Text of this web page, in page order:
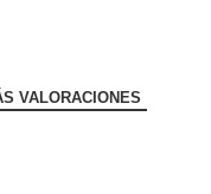
VALORACIONES